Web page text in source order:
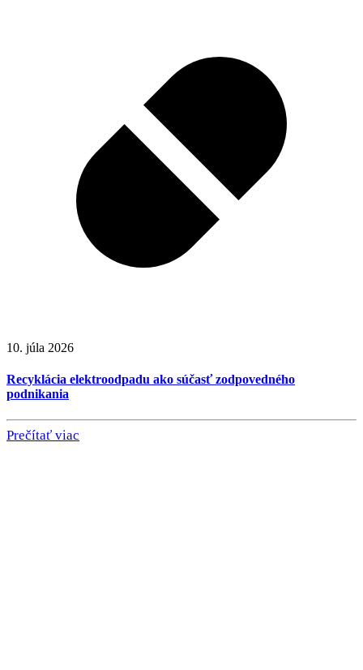
10. júla 2026
Recyklácia elektroodpadu ako súčasť zodpovedného
podnikania
Prečítať viac